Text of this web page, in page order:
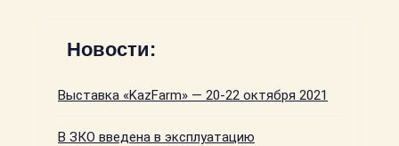
Новости:
Выставка «KazFarm» — 20-22 октября 2021
В ЗКО введена в эксплуатацию